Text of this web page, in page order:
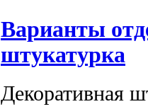
Варианты
штукатурка
Декоративная